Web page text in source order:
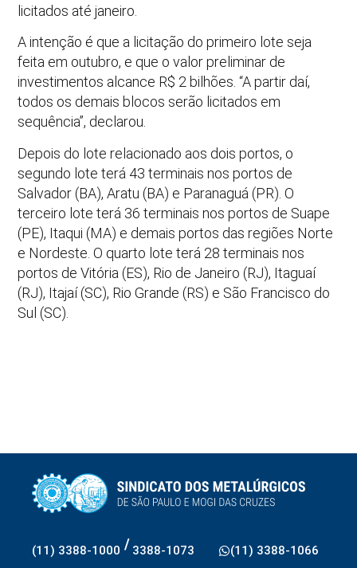
licitados até janeiro.
A intenção é que a licitação do primeiro lote seja
feita em outubro, e que o valor preliminar de
investimentos alcance R$ 2 bilhões. “A partir daí,
todos os demais blocos serão licitados em
sequência”, declarou.
Depois do lote relacionado aos dois portos, o
segundo lote terá 43 terminais nos portos de
Salvador (BA), Aratu (BA) e Paranaguá (PR). O
terceiro lote terá 36 terminais nos portos de Suape
(PE), Itaqui (MA) e demais portos das regiões Norte
e Nordeste. O quarto lote terá 28 terminais nos
portos de Vitória (ES), Rio de Janeiro (RJ), Itaguaí
(RJ), Itajaí (SC), Rio Grande (RS) e São Francisco do
Sul (SC).
(11) 3388-1000 / 3388-1073 (11) 3388-1066